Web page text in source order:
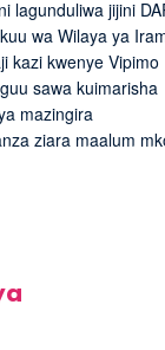
lagunduliwa jijini
wa Wilaya ya
kazi kwenye Vipimo
sawa kuimarisha
mazingira
ziara maalum